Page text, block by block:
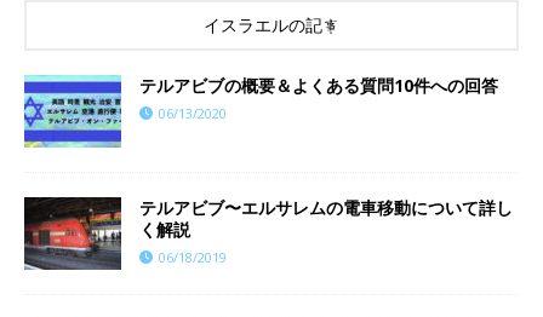
イスラエルの記事
テルアビブの概要＆よくある質問10件への回答
06/13/2020
テルアビブ〜エルサレムの電車移動について詳し
く解説
06/18/2019